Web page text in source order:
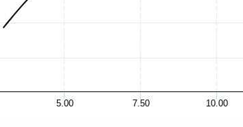
5.00 7.50 10.00